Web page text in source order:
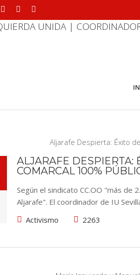
ALJARAFE DESPIERTA:
COMARCAL 100%
Según el sindicato CC.OO "más de
Aljarafe". El coordinador de IU
Activismo
2263